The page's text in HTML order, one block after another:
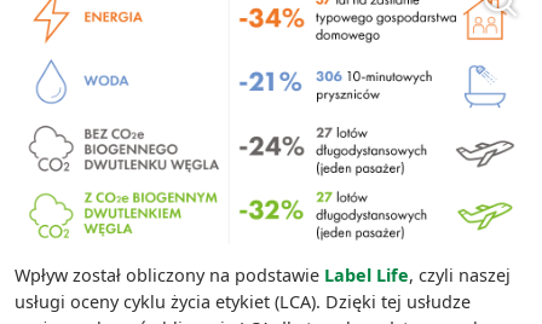
Wpływ został obliczony na podstawie Label Life, czyli naszej
usługi oceny cyklu życia etykiet (LCA). Dzięki tej usłudze